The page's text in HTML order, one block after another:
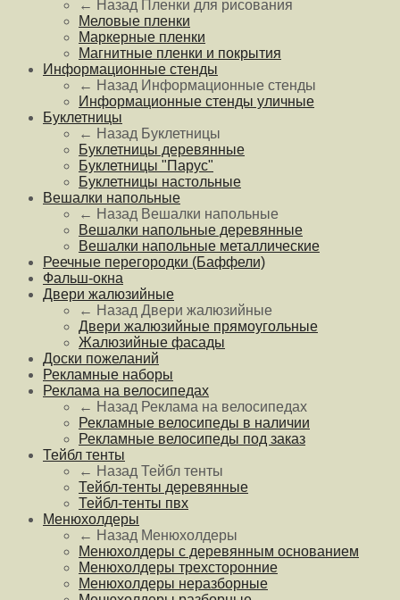
← Назад Пленки для рисования
Меловые пленки
Маркерные пленки
Магнитные пленки и покрытия
Информационные стенды
← Назад Информационные стенды
Информационные стенды уличные
Буклетницы
← Назад Буклетницы
Буклетницы деревянные
Буклетницы "Парус"
Буклетницы настольные
Вешалки напольные
← Назад Вешалки напольные
Вешалки напольные деревянные
Вешалки напольные металлические
Реечные перегородки (Баффели)
Фальш-окна
Двери жалюзийные
← Назад Двери жалюзийные
Двери жалюзийные прямоугольные
Жалюзийные фасады
Доски пожеланий
Рекламные наборы
Реклама на велосипедах
← Назад Реклама на велосипедах
Рекламные велосипеды в наличии
Рекламные велосипеды под заказ
Тейбл тенты
← Назад Тейбл тенты
Тейбл-тенты деревянные
Тейбл-тенты пвх
Менюхолдеры
← Назад Менюхолдеры
Менюхолдеры с деревянным основанием
Менюхолдеры трехсторонние
Менюхолдеры неразборные